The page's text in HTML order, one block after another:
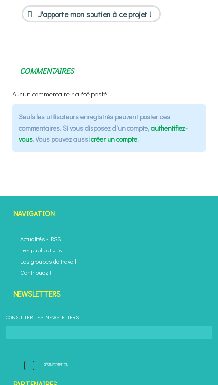
J'apporte mon soutien à ce projet !
COMMENTAIRES
Aucun commentaire n'a été posté.
Seuls les utilisateurs enregistrés peuvent poster des
commentaires. Si vous disposez d'un compte,authentifiez-
vous. Vous pouvez aussicréer un compte.
NAVIGATION
Actualités- RSS
Les publications
Les groupes de travail
Contribuez !
NEWSLETTERS
CONSULTER LES NEWSLETTERS
Désinscription